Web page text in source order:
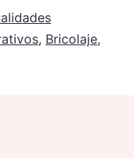
, Bricolaje,